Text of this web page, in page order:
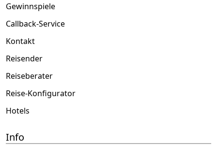
Gewinnspiele
Callback-Service
Kontakt
Reisender
Reiseberater
Reise-Konfigurator
Hotels
Info